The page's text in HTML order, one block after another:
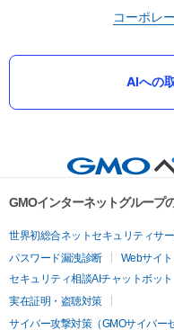
コーポレ
AIへの
GMOインターネットグループ
世界初総合ネットセキュリティサ
パスワード漏洩診断
Webサイ
セキュリティ相談AIチャットボット
実在証明・盗聴対策
サイバー攻撃対策（GMOサイバー